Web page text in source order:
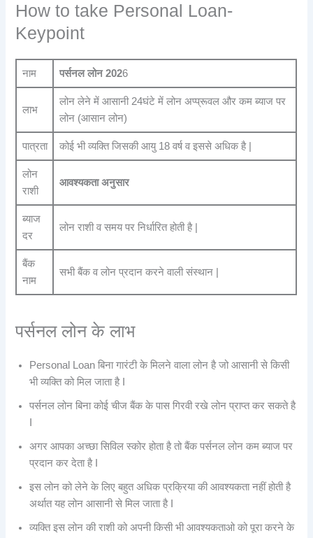
How to take Personal Loan-
Keypoint
नाम पर्सनल लोन 2026
लाभ
लोन लेने में आसानी 24घंटे में लोन अप्प्रूवल और कम ब्याज पर
लोन (आसान लोन)
पात्रता कोई भी व्यक्ति जिसकी आयु 18 वर्ष व इससे अधिक है |
लोन
राशी
आवश्यकता अनुसार
ब्याज
दर
लोन राशी व समय पर निर्धारित होती है |
बैंक
नाम
सभी बैंक व लोन प्रदान करने वाली संस्थान |
पर्सनल लोन के लाभ
Personal Loan बिना गारंटी के मिलने वाला लोन है जो आसानी से किसी
भी व्यक्ति को मिल जाता है I
पर्सनल लोन बिना कोई चीज बैंक के पास गिरवी रखे लोन प्राप्त कर सकते है
अगर आपका अच्छा सिविल स्कोर होता है तो बैंक पर्सनल लोन कम ब्याज पर
प्रदान कर देता है I
इस लोन को लेने के लिए बहुत अधिक प्रक्रिया की आवश्यकता नहीं होती है
अर्थात यह लोन आसानी से मिल जाता है I
व्यक्ति इस लोन की राशी को अपनी किसी भी आवश्यकताओ को पूरा करने के